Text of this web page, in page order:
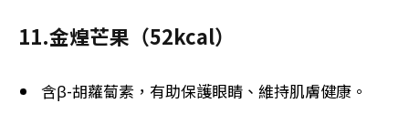
11.金煌芒果（52kcal）
含β-胡蘿蔔素，有助保護眼睛、維持肌膚健康。